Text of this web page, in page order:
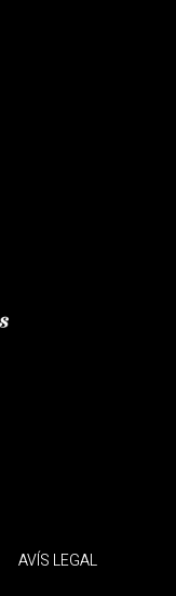
AVÍS LEGAL